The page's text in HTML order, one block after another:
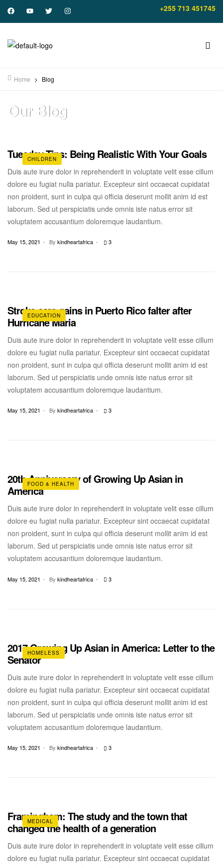
+255 713 451745
Home > Blog
Our Blog
CHILDREN
Tuesday Tips: Being Realistic With Your Goals
Duis aute irure dolor in reprehenderit in voluptate velit esse cillum
dolore eu fugiat nulla pariatur. Excepteur sint occaecat cupidatat
non proident, sunt in culpa qui officia deserunt mollit anim id est
laborum. Sed ut perspiciatis unde omnis iste natus error sit
voluptatem accusantium doloremque laudantium.
May 15, 2021 By kindheartafrica 3
EDUCATION
Stroke care gains in Puerto Rico falter after
Hurricane Maria
Duis aute irure dolor in reprehenderit in voluptate velit esse cillum
dolore eu fugiat nulla pariatur. Excepteur sint occaecat cupidatat
non proident, sunt in culpa qui officia deserunt mollit anim id est
laborum. Sed ut perspiciatis unde omnis iste natus error sit
voluptatem accusantium doloremque laudantium.
May 15, 2021 By kindheartafrica 3
FOOD & HEALTH
20th Anniversary of Growing Up Asian in
America
Duis aute irure dolor in reprehenderit in voluptate velit esse cillum
dolore eu fugiat nulla pariatur. Excepteur sint occaecat cupidatat
non proident, sunt in culpa qui officia deserunt mollit anim id est
laborum. Sed ut perspiciatis unde omnis iste natus error sit
voluptatem accusantium doloremque laudantium.
May 15, 2021 By kindheartafrica 3
HOMELESS
2017 Growing Up Asian in America: Letter to the
Senator
Duis aute irure dolor in reprehenderit in voluptate velit esse cillum
dolore eu fugiat nulla pariatur. Excepteur sint occaecat cupidatat
non proident, sunt in culpa qui officia deserunt mollit anim id est
laborum. Sed ut perspiciatis unde omnis iste natus error sit
voluptatem accusantium doloremque laudantium.
May 15, 2021 By kindheartafrica 3
MEDICAL
Framingham: The study and the town that
changed the health of a generation
Duis aute irure dolor in reprehenderit in voluptate velit esse cillum
dolore eu fugiat nulla pariatur. Excepteur sint occaecat cupidatat